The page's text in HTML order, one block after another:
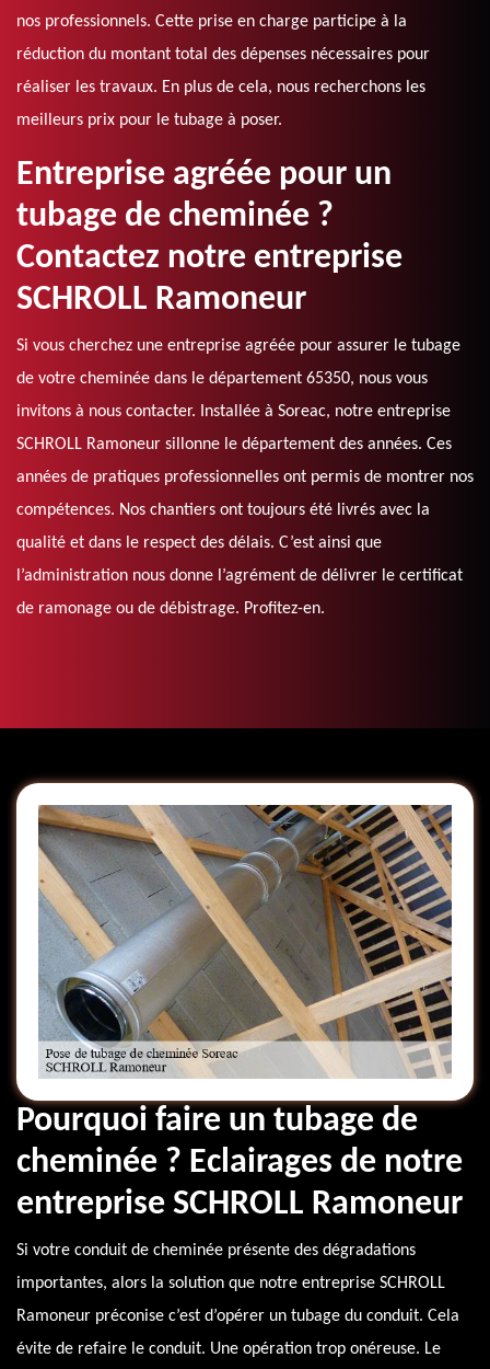
nos professionnels. Cette prise en charge participe à la
réduction du montant total des dépenses nécessaires pour
réaliser les travaux. En plus de cela, nous recherchons les
meilleurs prix pour le tubage à poser.
Entreprise agréée pour un
tubage de cheminée ?
Contactez notre entreprise
SCHROLL Ramoneur
Si vous cherchez une entreprise agréée pour assurer le tubage
de votre cheminée dans le département 65350, nous vous
invitons à nous contacter. Installée à Soreac, notre entreprise
SCHROLL Ramoneur sillonne le département des années. Ces
années de pratiques professionnelles ont permis de montrer nos
compétences. Nos chantiers ont toujours été livrés avec la
qualité et dans le respect des délais. C’est ainsi que
l’administration nous donne l’agrément de délivrer le certificat
de ramonage ou de débistrage. Profitez-en.
Pourquoi faire un tubage de
cheminée ? Eclairages de notre
entreprise SCHROLL Ramoneur
Si votre conduit de cheminée présente des dégradations
importantes, alors la solution que notre entreprise SCHROLL
Ramoneur préconise c’est d’opérer un tubage du conduit. Cela
évite de refaire le conduit. Une opération trop onéreuse. Le